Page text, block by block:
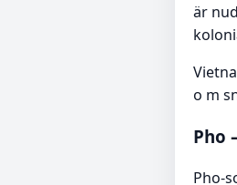
är
o m
Pho
Pho-